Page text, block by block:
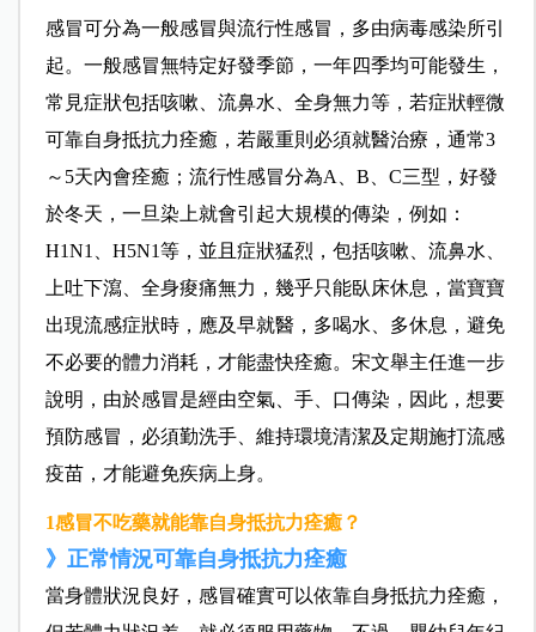
感冒可分為一般感冒與流行性感冒，多由病毒感染所引
起。一般感冒無特定好發季節，一年四季均可能發生，
常見症狀包括咳嗽、流鼻水、全身無力等，若症狀輕微
可靠自身抵抗力痊癒，若嚴重則必須就醫治療，通常3
～5天內會痊癒；流行性感冒分為A、B、C三型，好發
於冬天，一旦染上就會引起大規模的傳染，例如：
H1N1、H5N1等，並且症狀猛烈，包括咳嗽、流鼻水、
上吐下瀉、全身痠痛無力，幾乎只能臥床休息，當寶寶
出現流感症狀時，應及早就醫，多喝水、多休息，避免
不必要的體力消耗，才能盡快痊癒。宋文舉主任進一步
說明，由於感冒是經由空氣、手、口傳染，因此，想要
預防感冒，必須勤洗手、維持環境清潔及定期施打流感
疫苗，才能避免疾病上身。
1感冒不吃藥就能靠自身抵抗力痊癒？
》正常情況可靠自身抵抗力痊癒
當身體狀況良好，感冒確實可以依靠自身抵抗力痊癒，